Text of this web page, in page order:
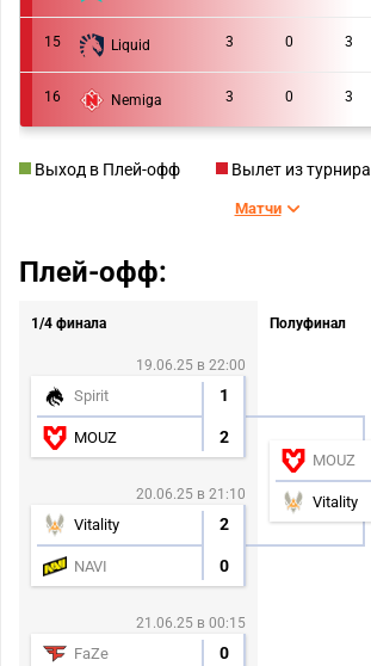
15 Liquid 3 0 3
16 Nemiga 3 0 3
Выход в Плей-офф Вылет из турнира
Матчи
Плей-офф:
1/4 финала
19.06.25 в 22:00
Spirit 1
MOUZ 2
20.06.25 в 21:10
Vitality 2
NAVI 0
21.06.25 в 00:15
FaZe 0
Полуфинал
MOUZ
Vitality